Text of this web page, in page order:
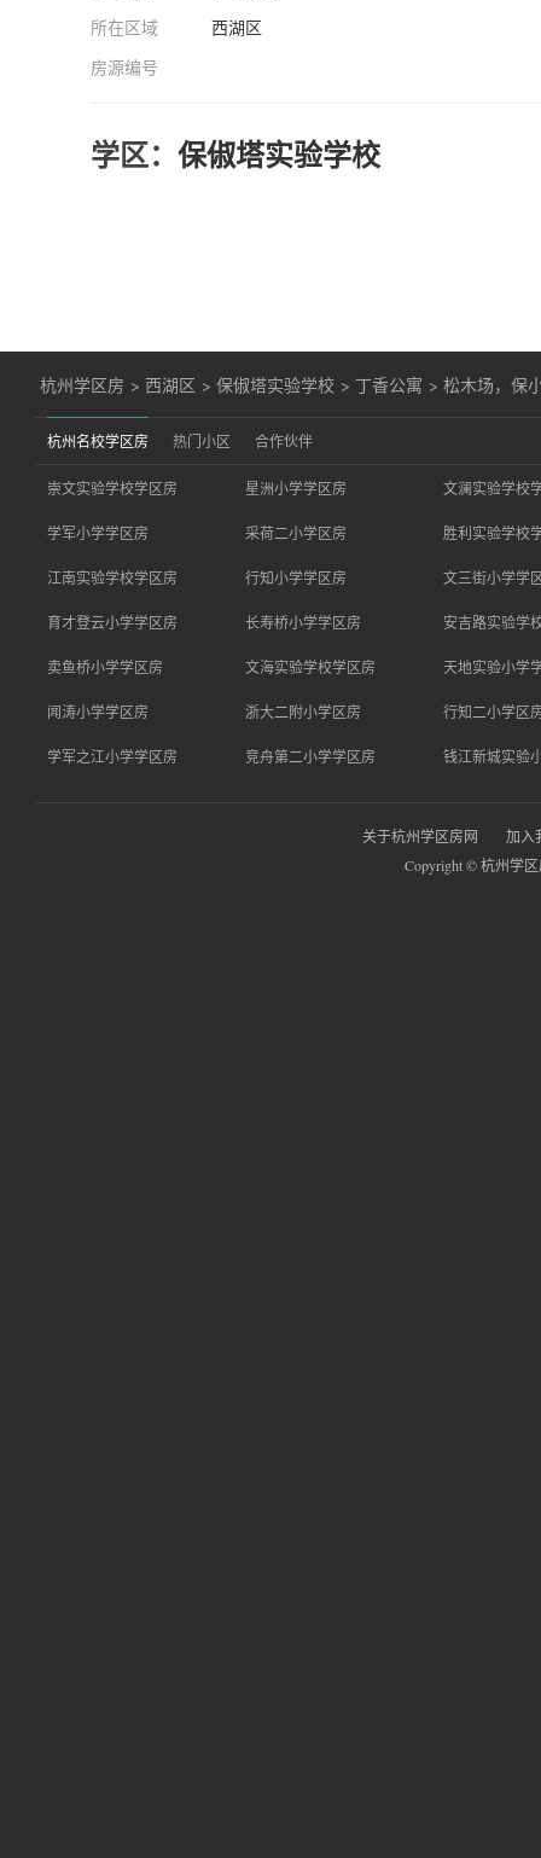
所在区域
西湖区
房源编号
学区：保俶塔实验学校
杭州学区房 > 西湖区 >保俶塔实验学校 > 丁香公寓 >松木场，保
杭州名校学区房 热门小区 合作伙伴
崇文实验学校学区房 星洲小学学区房 文澜实验学校
学军小学学区房 采荷二小学区房 胜利实验学校
江南实验学校学区房 行知小学学区房 文三街小学学
育才登云小学学区房 长寿桥小学学区房 安吉路实验学
卖鱼桥小学学区房 文海实验学校学区房 天地实验小学
闻涛小学学区房 浙大二附小学区房 行知二小学区
学军之江小学学区房 竞舟第二小学学区房 钱江新城实验
关于杭州学区房网
加入
Copyright © 杭州学